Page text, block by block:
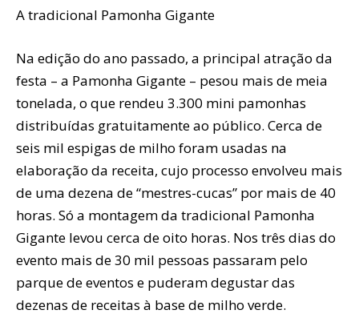
A tradicional Pamonha Gigante
Na edição do ano passado, a principal atração da
festa – a Pamonha Gigante – pesou mais de meia
tonelada, o que rendeu 3.300 mini pamonhas
distribuídas gratuitamente ao público. Cerca de
seis mil espigas de milho foram usadas na
elaboração da receita, cujo processo envolveu mais
de uma dezena de “mestres-cucas” por mais de 40
horas. Só a montagem da tradicional Pamonha
Gigante levou cerca de oito horas. Nos três dias do
evento mais de 30 mil pessoas passaram pelo
parque de eventos e puderam degustar das
dezenas de receitas à base de milho verde.